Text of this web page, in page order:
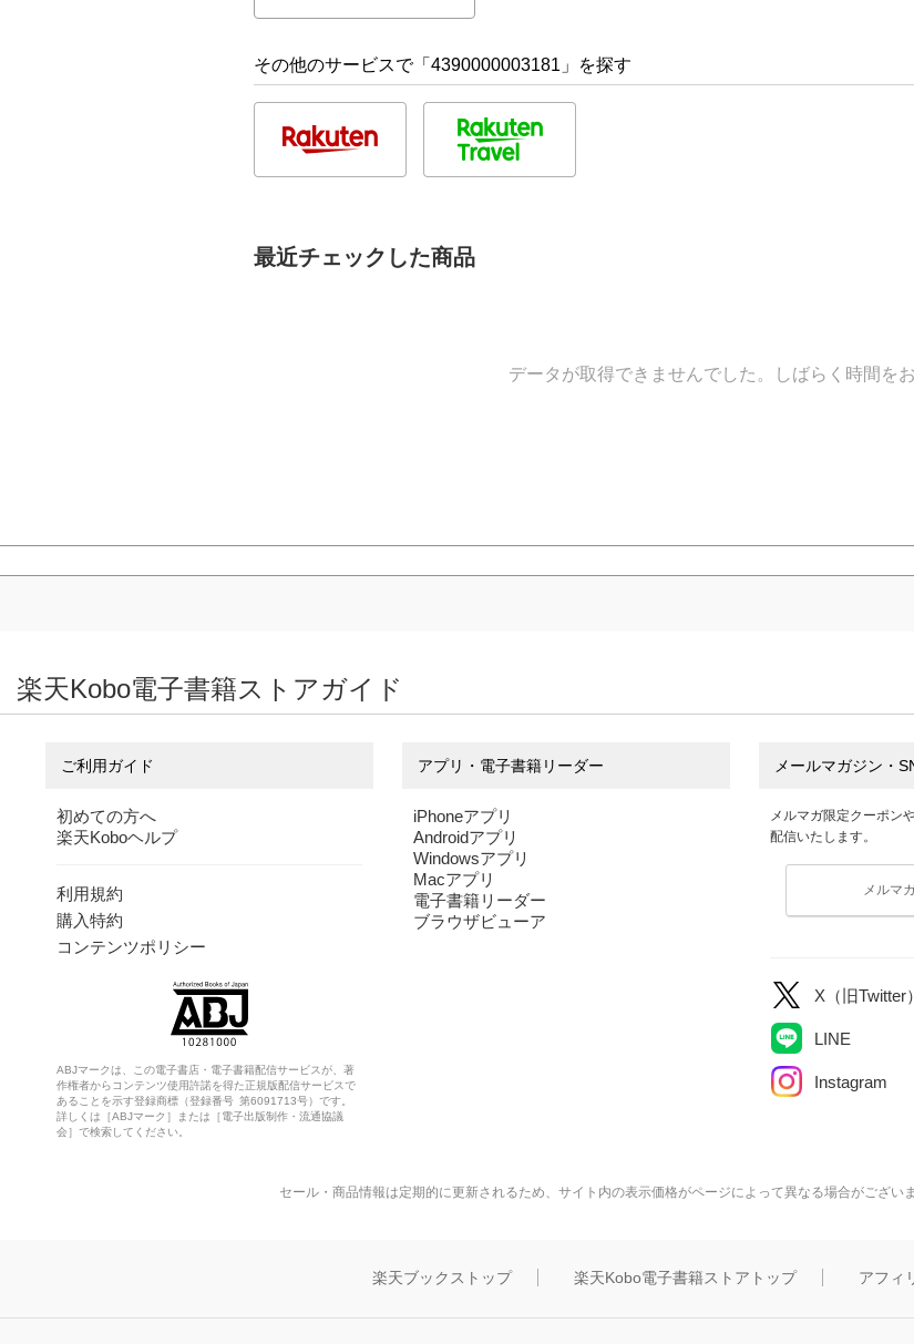
その他のサービスで「4390000003181」を探す
最近チェックした商品
データが取得できませんでした。しばらく時間を
楽天Kobo電子書籍ストアガイド
ご利用ガイド
初めての方へ
楽天Koboヘルプ
利用規約
購入特約
コンテンツポリシー
ABJマークは、この電子書店・電子書籍配信サービスが、著
作権者からコンテンツ使用許諾を得た正規版配信サービスで
あることを示す登録商標（登録番号 第6091713号）です。
詳しくは［ABJマーク］または［電子出版制作・流通協議
会］で検索してください。
アプリ・電子書籍リーダー
iPhoneアプリ
Androidアプリ
Windowsアプリ
Macアプリ
電子書籍リーダー
ブラウザビューア
メールマガジン・
メルマガ限定クーポン
配信いたします。
メルマ
X（旧Twitter）
LINE
Instagram
セール・商品情報は定期的に更新されるため、サイト内の表示価格がページによって異なる場合がござい
楽天ブックストップ 楽天Kobo電子書籍ストアトップ アフィ